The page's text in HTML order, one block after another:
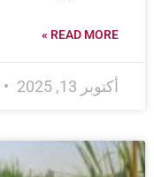
READ MORE »
أكتوبر 13, 2025